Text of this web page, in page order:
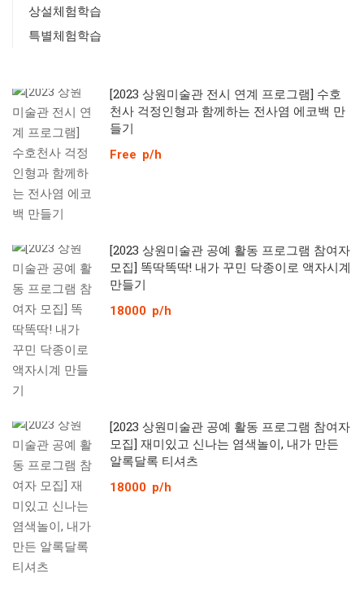
상설체험학습
특별체험학습
[2023 상원미술관 전시 연계 프로그램] 수호
천사 걱정인형과 함께하는 전사염 에코백 만
들기
Free p/h
[2023 상원미술관 공예 활동 프로그램 참여자
모집] 똑딱똑딱! 내가 꾸민 닥종이로 액자시계
만들기
18000 p/h
[2023 상원미술관 공예 활동 프로그램 참여자
모집] 재미있고 신나는 염색놀이, 내가 만든
알록달록 티셔츠
18000 p/h